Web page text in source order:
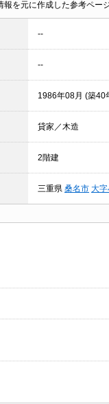
を元に作成した参考ページ
--
--
1986年08月 (築40
貸家／木造
2階建
三重県 桑名市 大字